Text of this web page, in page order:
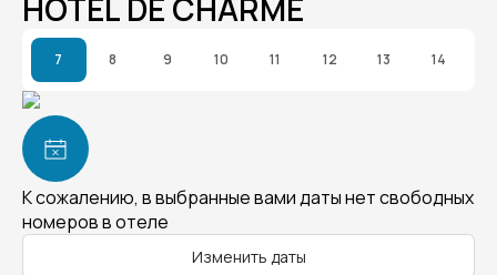
HOTEL DE CHARME
7 8 9 10 11 12 13 14
К сожалению, в выбранные вами даты нет свободных
номеров в отеле
Изменить даты